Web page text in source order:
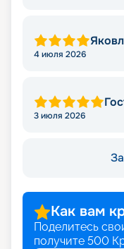
4 июля 2026
3 июля 2026
Как вам
Поделитесь
получите 500